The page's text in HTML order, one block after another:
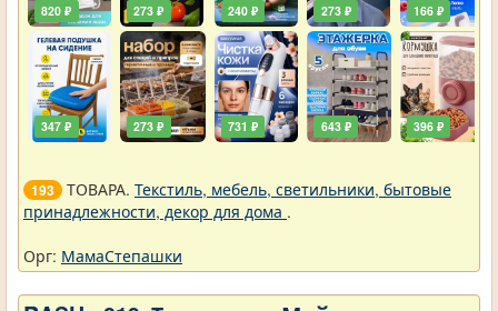
820 ₽
347 ₽
273 ₽
273 ₽
240 ₽
731 ₽
273 ₽
643 ₽
166 ₽
396 ₽
193 ТОВАРА. Текстиль, мебель, светильники, бытовые
принадлежности, декор для дома .
Орг: МамаСтепашки